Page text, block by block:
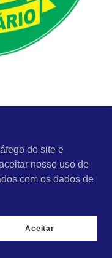
HUMANITÁRIO
valor
à mediação, à
da paz,
do site e
nosso uso de
com os dados de
Aceitar